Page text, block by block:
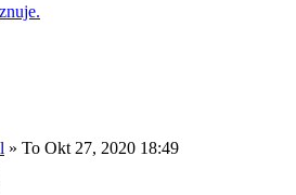
» To Okt 27, 2020 18:49